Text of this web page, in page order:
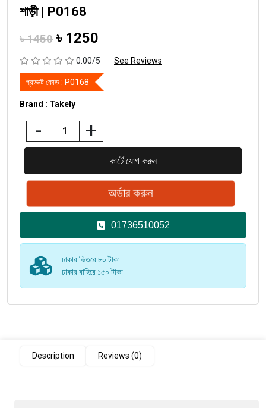
শাড়ী | P0168
৳ 1450 ৳ 1250
0.00/5 See Reviews
প্রডাক্ট কোড : P0168
Brand : Takely
- +
01736510052
ঢাকার ভিতরে ৮০ টাকা
ঢাকার বাহিরে ১৫০ টাকা
Description Reviews (0)